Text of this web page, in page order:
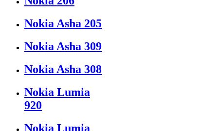
Nokia Asha 205
Nokia Asha 309
Nokia Asha 308
Nokia Lumia
920
Nokia Lumia